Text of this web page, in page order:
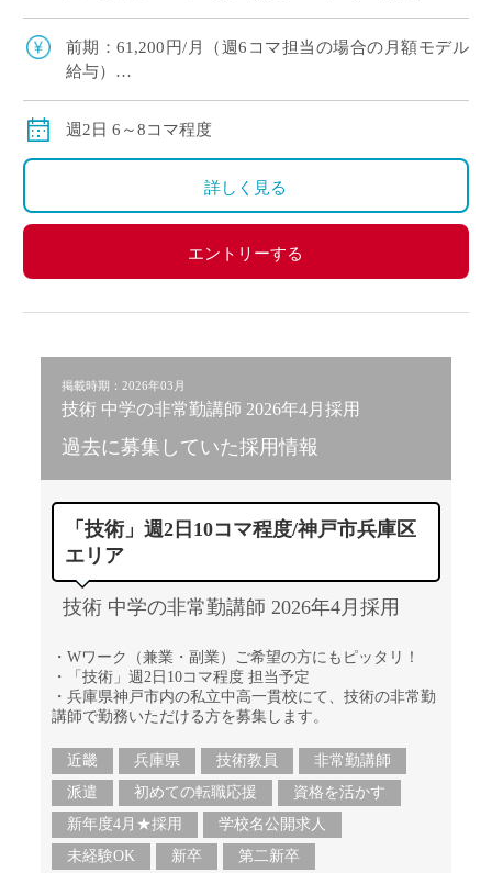
教員デビュー（新卒・ […]
前期：61,200円/月（週6コマ担当の場合の月額モデル
給与）
給与）
※ただし、月の途中からご勤務開始の場合は、日割計
週2日 6～8コマ程度
詳しく見る
エントリーする
掲載時期：2026年03月
技術 中学の非常勤講師 2026年4月採用
過去に募集していた採用情報
「技術」週2日10コマ程度/神戸市兵庫区
エリア
技術 中学の非常勤講師 2026年4月採用
・Wワーク（兼業・副業）ご希望の方にもピッタリ！
・「技術」週2日10コマ程度 担当予定
・兵庫県神戸市内の私立中高一貫校にて、技術の非常勤
講師で勤務いただける方を募集します。
近畿 兵庫県 技術教員
非常勤講師
派遣
初めての転職応援
資格を活かす
新年度4月★採用
学校名公開求人
未経験OK
新卒 第二新卒